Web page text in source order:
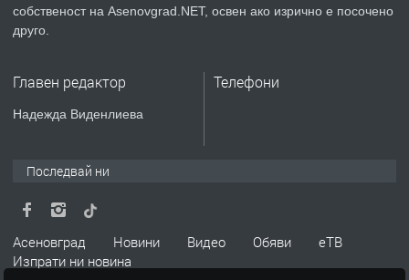
ПРЕДЛАГА
Давам индивидуалани уроци по
ремонт на покриви
ПРЕДЛАГА
Висококачествени Целофанови
собственост на Asenovgrad.NET, освен ако изрично е посочено
друго.
Главен редактор
Надежда Виденлиева
Телефони
Последвай ни
Асеновград Новини Видео Обяви
еТВ
Изпрати ни новина